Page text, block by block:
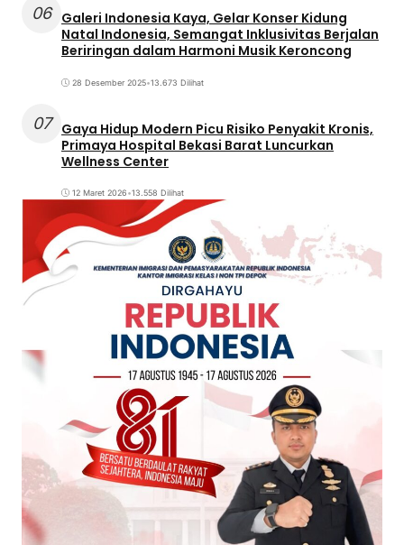
06 Galeri Indonesia Kaya, Gelar Konser Kidung
Natal Indonesia, Semangat Inklusivitas Berjalan
Beriringan dalam Harmoni Musik Keroncong
28 Desember 2025•13.673 Dilihat
07
Gaya Hidup Modern Picu Risiko Penyakit Kronis,
Primaya Hospital Bekasi Barat Luncurkan
Wellness Center
12 Maret 2026•13.558 Dilihat